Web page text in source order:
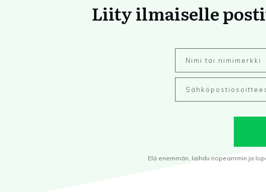
Liity ilmaiselle
Elä enemmän, laihdu nopeammin ja